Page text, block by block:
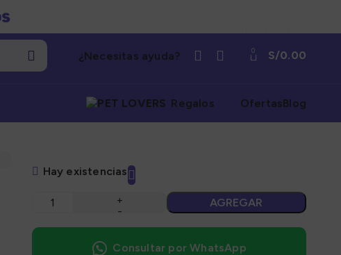
¿Necesitas ayuda? 0 S/0.00
Regalos OfertasBlog
Hay existencias
AGREGAR
Consultar por WhatsApp